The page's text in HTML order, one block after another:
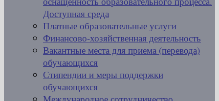
Доступная среда
Платные образовательные услуги
Финансово-хозяйственная деятельность
Вакантные места для приема (перевода)
обучающихся
Стипендии и меры поддержки
обучающихся